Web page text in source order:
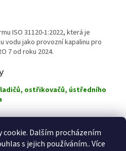
Dalším procházením
s jejich používáním.. Více
ISO 31120-1:2022, která je
vodu jako provozní kapalinu pro
7 od roku 2024.
ostřikovačů, ústředního